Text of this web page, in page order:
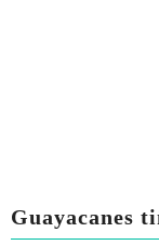
Guayacanes